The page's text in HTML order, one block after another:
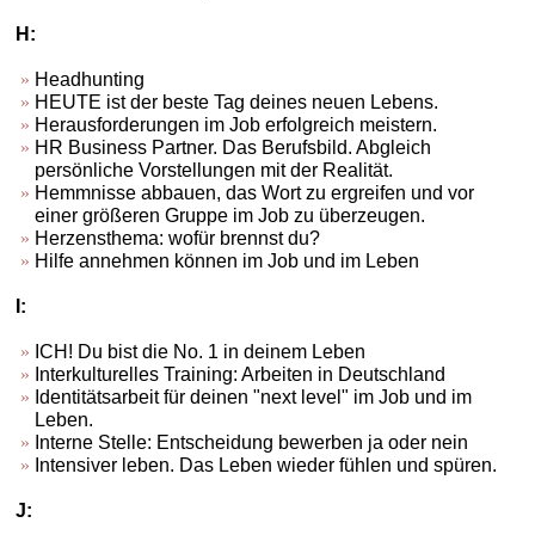
H:
Headhunting
HEUTE ist der beste Tag deines neuen Lebens.
Herausforderungen im Job erfolgreich meistern.
HR Business Partner. Das Berufsbild. Abgleich
persönliche Vorstellungen mit der Realität.
Hemmnisse abbauen, das Wort zu ergreifen und vor
einer größeren Gruppe im Job zu überzeugen.
Herzensthema: wofür brennst du?
Hilfe annehmen können im Job und im Leben
I:
ICH! Du bist die No. 1 in deinem Leben
Interkulturelles Training: Arbeiten in Deutschland
Identitätsarbeit für deinen "next level" im Job und im
Leben.
Interne Stelle: Entscheidung bewerben ja oder nein
Intensiver leben. Das Leben wieder fühlen und spüren.
J: